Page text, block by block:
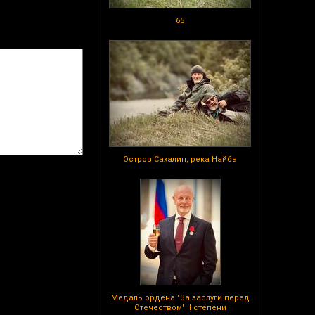
65
Остров Сахалин, река Найба
Медаль ордена "За заслуги перед
Отечеством" II степени